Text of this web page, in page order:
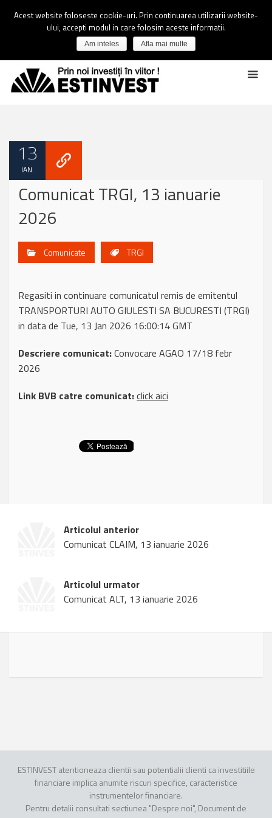
13
IAN.
Comunicat TRGI, 13 ianuarie
2026
Comunicate TRGI
Regasiti in continuare comunicatul remis de emitentul
TRANSPORTURI AUTO GIULESTI SA BUCURESTI (TRGI)
in data de Tue, 13 Jan 2026 16:00:14 GMT
Descriere comunicat:Convocare AGAO 17/18 febr
2026
Link BVB catre comunicat:click aici
Articolul anterior
Comunicat CLAIM, 13 ianuarie 2026
Articolul urmator
Comunicat ALT, 13 ianuarie 2026
ESTINVEST atentioneaza clientii sau potentialii clienti ca investitiile
financiare implica anumite riscuri specifice, caracteristice
instrumentelor financiare.
Pentru detalii consultati sectiunea "Despre noi", Document de
Acest website foloseste cookie-uri. Prin continuarea utilizarii website-
ului, accepti modul in care folosim aceste informatii.
Am inteles Afla mai multe